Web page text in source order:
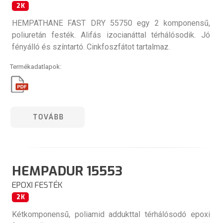
2K
HEMPATHANE FAST DRY 55750 egy 2 komponensű,
poliuretán festék. Alifás izocianáttal térhálósodik. Jó
fényálló és színtartó. Cinkfoszfátot tartalmaz.
Termékadatlapok:
TOVÁBB
HEMPADUR 15553
EPOXI FESTÉK
2K
Kétkomponensű, poliamid addukttal térhálósodó epoxi